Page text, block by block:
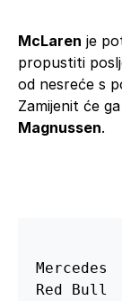
McLaren je
propustiti
od nesreće s
Zamijenit će
Magnussen.
Red